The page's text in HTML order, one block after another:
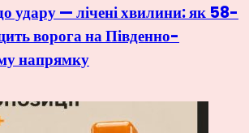
удару — лічені хвилини: як 58-
ворога на Південно-
напрямку